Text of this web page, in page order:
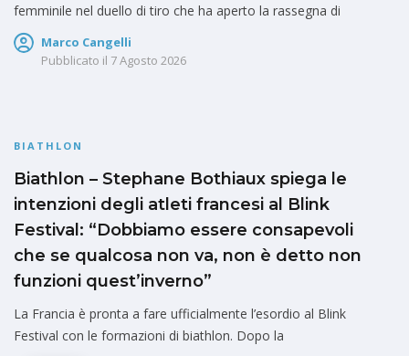
femminile nel duello di tiro che ha aperto la rassegna di
Marco Cangelli
Pubblicato il 7 Agosto 2026
BIATHLON
Biathlon – Stephane Bothiaux spiega le
intenzioni degli atleti francesi al Blink
Festival: “Dobbiamo essere consapevoli
che se qualcosa non va, non è detto non
funzioni quest’inverno”
La Francia è pronta a fare ufficialmente l’esordio al Blink
Festival con le formazioni di biathlon. Dopo la